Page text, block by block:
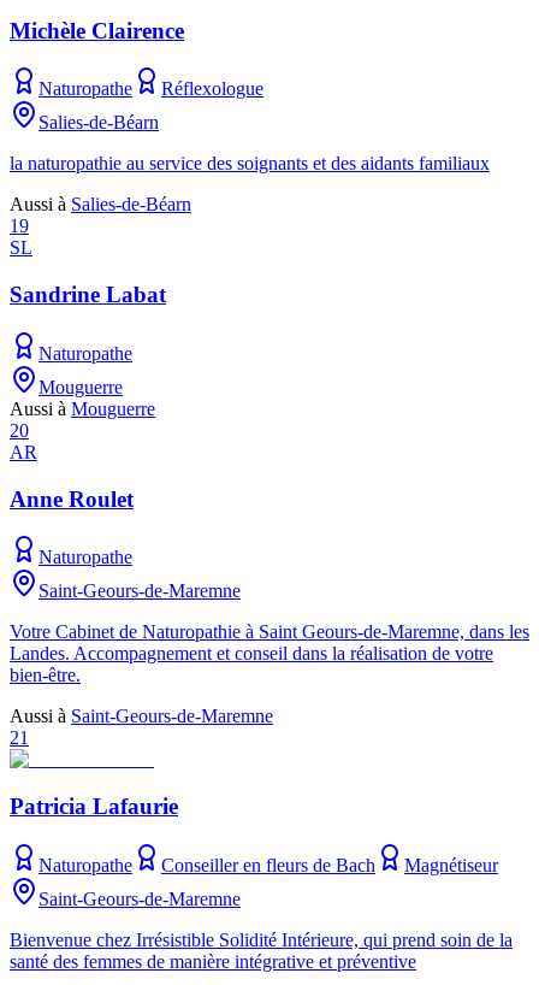
Michèle Clairence
Naturopathe
Réflexologue
Salies-de-Béarn
la naturopathie au service des soignants et des aidants familiaux
Aussi à Salies-de-Béarn
19
SL
Sandrine Labat
Naturopathe
Mouguerre
Aussi à Mouguerre
20
AR
Anne Roulet
Naturopathe
Saint-Geours-de-Maremne
Votre Cabinet de Naturopathie à Saint Geours-de-Maremne, dans les
Landes. Accompagnement et conseil dans la réalisation de votre
bien-être.
Aussi à Saint-Geours-de-Maremne
21
Patricia Lafaurie
Naturopathe Conseiller en fleurs de Bach
Magnétiseur
Saint-Geours-de-Maremne
Bienvenue chez Irrésistible Solidité Intérieure, qui prend soin de la
santé des femmes de manière intégrative et préventive